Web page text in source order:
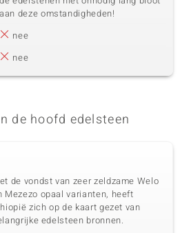
aan deze omstandigheden!
nee
nee
de hoofd edelsteen
de vondst van zeer zeldzame Welo
Mezezo opaal varianten, heeft
zich op de kaart gezet van
edelsteen bronnen.